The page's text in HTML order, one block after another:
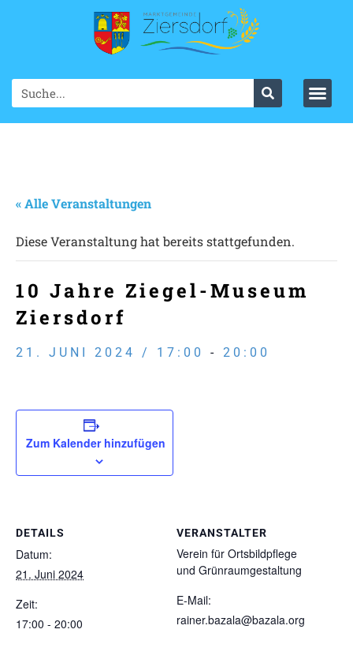
« Alle Veranstaltungen
Diese Veranstaltung hat bereits stattgefunden.
10 Jahre Ziegel-Museum
Ziersdorf
21. JUNI 2024 / 17:00 - 20:00
Zum Kalender hinzufügen
DETAILS
Datum:
21. Juni 2024
Zeit:
17:00 - 20:00
VERANSTALTER
Verein für Ortsbildpflege
und Grünraumgestaltung
E-Mail:
rainer.bazala@bazala.org